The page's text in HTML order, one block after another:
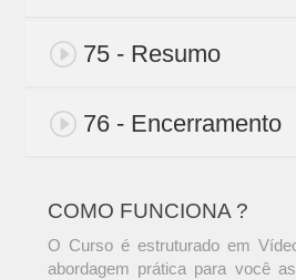
75 - Resumo
76 - Encerramento
COMO FUNCIONA ?
O Curso é estruturado em
abordagem prática para você